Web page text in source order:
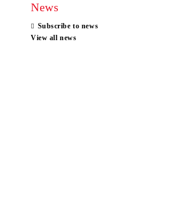
News
Subscribe to news
View all news